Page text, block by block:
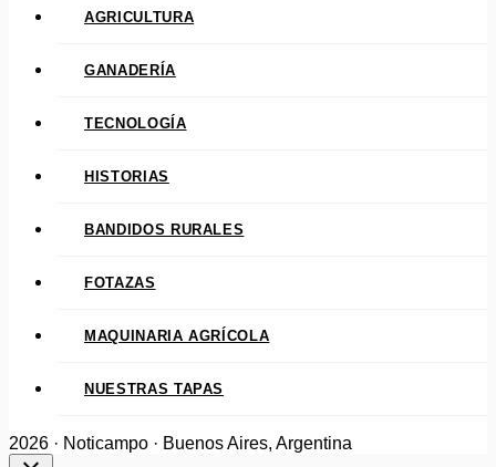
AGRICULTURA
GANADERÍA
TECNOLOGÍA
HISTORIAS
BANDIDOS RURALES
FOTAZAS
MAQUINARIA AGRÍCOLA
NUESTRAS TAPAS
2026 · Noticampo · Buenos Aires, Argentina